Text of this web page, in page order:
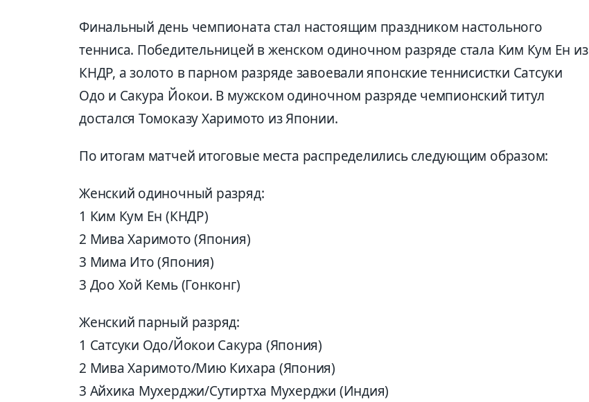
Финальный день чемпионата стал настоящим праздником настольного
тенниса. Победительницей в женском одиночном разряде стала Ким Кум Ен из
КНДР, а золото в парном разряде завоевали японские теннисистки Сатсуки
Одо и Сакура Йокои. В мужском одиночном разряде чемпионский титул
достался Томоказу Харимото из Японии.
По итогам матчей итоговые места распределились следующим образом:
Женский одиночный разряд:
1 Ким Кум Ен (КНДР)
2 Мива Харимото (Япония)
3 Мима Ито (Япония)
3 Доо Хой Кемь (Гонконг)
Женский парный разряд:
1 Сатсуки Одо/Йокои Сакура (Япония)
2 Мива Харимото/Мию Кихара (Япония)
3 Айхика Мухерджи/Сутиртха Мухерджи (Индия)